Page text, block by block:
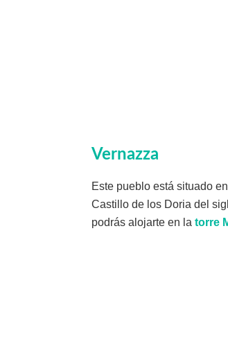
Vernazza
Este pueblo está situado
Castillo de los Doria del
podrás alojarte en la torre